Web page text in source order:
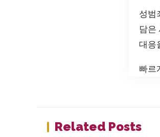
성범
담은
대응
빠르
Related Posts